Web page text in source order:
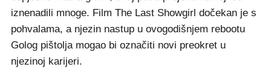
iznenadili mnoge. Film The Last Showgirl dočekan je s
pohvalama, a njezin nastup u ovogodišnjem rebootu
Golog pištolja mogao bi označiti novi preokret u
njezinoj karijeri.